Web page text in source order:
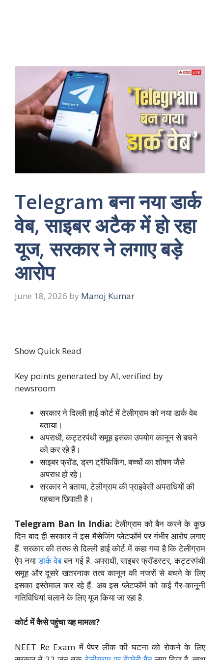
Telegram बना नया डार्क
वेब, साइबर अटैक में हो रहा
यूज, सरकार ने लगाए बड़े
आरोप
June 18, 2026 by Manoj Kumar
Show Quick Read
Key points generated by AI, verified by
newsroom
सरकार ने दिल्ली हाई कोर्ट में टेलीग्राम को नया डार्क वेब
बताया।
अपराधी, कट्टरपंथी समूह इसका उपयोग कानून से बचने
को कर रहे हैं।
साइबर फ्रॉड, ड्रग ट्रैफिकिंग, बच्चों का शोषण जैसे
अपराध हो रहे।
सरकार ने बताया, टेलीग्राम की प्राइवेसी अपराधियों की
पहचान छिपाती है।
Telegram Ban In India: टेलीग्राम को बैन करने के कुछ
दिन बाद ही सरकार ने इस मैसेजिंग प्लेटफॉर्म पर गंभीर आरोप लगाए
हैं. सरकार की तरफ से दिल्ली हाई कोर्ट में कहा गया है कि टेलीग्राम
ऐप नयाडार्क वेबबन गई है. अपराधी, साइबर फ्रॉडस्टर, कट्टरपंथी
समूह और दूसरे खतरनाक तत्व कानून की नजरों से बचने के लिए
इसका इस्तेमाल कर रहे हैं. अब इस प्लेटफॉर्म को कई गैर-कानूनी
गतिविधियां चलाने के लिए यूज किया जा रहा है.
कोर्ट में कैसे पहुंचा यह मामला?
NEET Re Exam में पेपर लीक की घटना को रोकने के लिए